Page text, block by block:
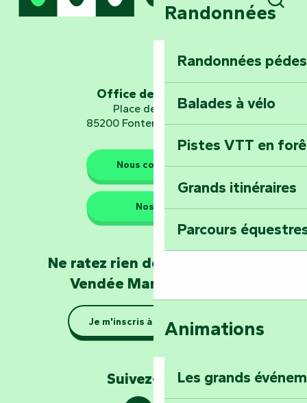
Embarquez pour
Explorez
d’orientation «
Les gardiens de la nature
Se la couler
barque dans le
Explorez la
Randonnées
Randonnées
Balades à vélo
Pistes VTT en
Grands itinéraires
Parcours
Animations
Les grands
Office de tourisme
Place de Verdun
85200 Fontenay-le-Comte
Nous contacter
Nos QG
Ne ratez rien de l'actualité en
Vendée Marais Poitevin
Je m'inscris à la newsletter
Suivez-nous !